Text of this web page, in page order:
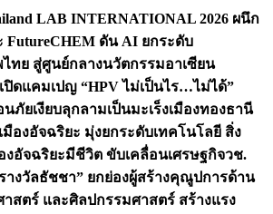
LAB INTERNATIONAL 2026 ผนึก
FutureCHEM ดัน AI ยกระดับ
ทย สู่ศูนย์กลางนวัตกรรมอาเซียน
ปิดแคมเปญ “HPV ไม่เป็นไร…ไม่ได้”
ภัยเงียบลุกลามเป็นมะเร็งเมืองทองธานี
องอัจฉริยะ มุ่งยกระดับเทคโนโลยี สิ่ง
อัจฉริยะมีชีวิต ขับเคลื่อนเศรษฐกิจวช.
างวัลธัชชา” ยกย่องผู้สร้างคุณูปการด้าน
สตร์ และศิลปกรรมศาสตร์ สร้างแรง